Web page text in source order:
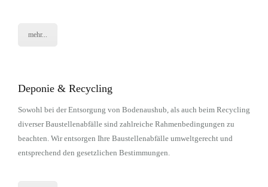
mehr...
Deponie & Recycling
Sowohl bei der Entsorgung von Bodenaushub, als auch beim Recycling
diverser Baustellenabfälle sind zahlreiche Rahmenbedingungen zu
beachten. Wir entsorgen Ihre Baustellenabfälle umweltgerecht und
entsprechend den gesetzlichen Bestimmungen.